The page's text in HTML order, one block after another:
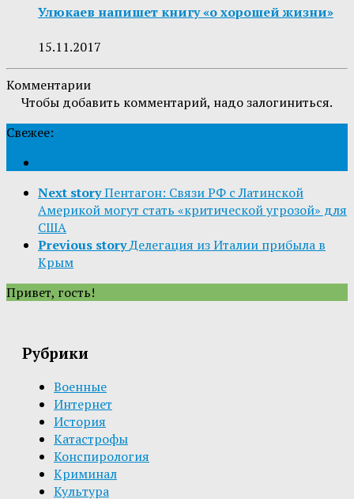
Улюкаев напишет книгу «о хорошей жизни»
15.11.2017
Комментарии
Чтобы добавить комментарий, надо залогиниться.
Свежее:
Next storyПентагон: Связи РФ с Латинской
Америкой могут стать «критической угрозой» для
США
Previous storyДелегация из Италии прибыла в
Крым
Привет, гость!
Рубрики
Военные
Интернет
История
Катастрофы
Конспирология
Криминал
Культура